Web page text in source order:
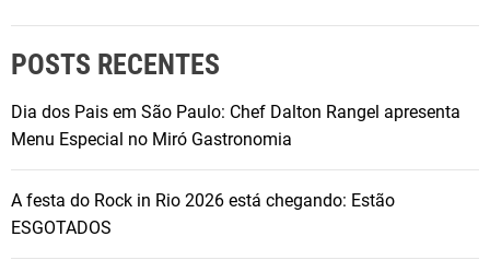
POSTS RECENTES
Dia dos Pais em São Paulo: Chef Dalton Rangel apresenta
Menu Especial no Miró Gastronomia
A festa do Rock in Rio 2026 está chegando: Estão
ESGOTADOS